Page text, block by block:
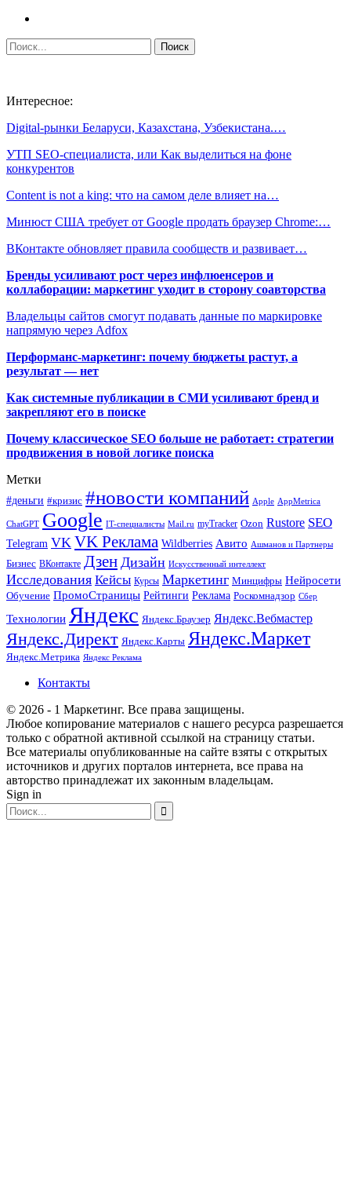
Интересное:
Digital-рынки Беларуси, Казахстана, Узбекистана.…
УТП SEO-специалиста, или Как выделиться на фоне
конкурентов
Content is not a king: что на самом деле влияет на…
Минюст США требует от Google продать браузер Chrome:…
ВКонтакте обновляет правила сообществ и развивает…
Бренды усиливают рост через инфлюенсеров и
коллаборации: маркетинг уходит в сторону соавторства
Владельцы сайтов смогут подавать данные по маркировке
напрямую через Adfox
Перформанс-маркетинг: почему бюджеты растут, а
результат — нет
Как системные публикации в СМИ усиливают бренд и
закрепляют его в поиске
Почему классическое SEO больше не работает: стратегии
продвижения в новой логике поиска
Метки
#деньги #кризис #новости компаний Apple AppMetrica
ChatGPT Google IT-специалисты Mail.ru myTracker Ozon Rustore SEO
Telegram VK VK Реклама Wildberries Авито Ашманов и Партнеры
Бизнес ВКонтакте Дзен Дизайн Искусственный интеллект
Исследования Кейсы Курсы Маркетинг Минцифры Нейросети
Обучение ПромоСтраницы Рейтинги Реклама Роскомнадзор Сбер
Технологии Яндекс Яндекс.Браузер Яндекс.Вебмастер
Яндекс.Директ Яндекс.Карты Яндекс.Маркет
Яндекс.Метрика Яндекс Реклама
Контакты
© 2026 - 1 Маркетинг. Все права защищены.
Любое копирование материалов с нашего ресурса разрешается
только с обратной активной ссылкой на страницу статьи.
Все материалы опубликованные на сайте взяты с открытых
источников и других порталов интернета, все права на
авторство принадлежат их законным владельцам.
Sign in